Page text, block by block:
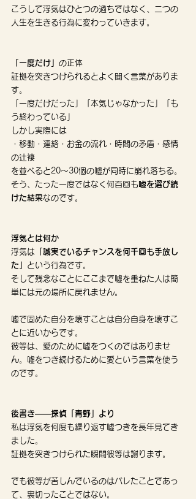
こうして浮気はひとつの過ちではなく、二つの
人生を生きる行為に変わっていきます。
「一度だけ」 の正体
証拠を突きつけられるとよく聞く言葉がありま
す。
「一度だけだった」「本気じゃなかった」「も
う終わっている」
しかし実際には
・移動・連絡・お金の流れ・時間の矛盾・感情
の辻褄
を並べると20〜30個の嘘が同時に崩れ落ちる。
そう、たった一度ではなく何百回も 嘘を選び続
けた結果なのです。
浮気とは何か
浮気は 「誠実でいるチャンスを何千回も手放し
た」 という行為です。
そして残念なことにここまで嘘を重ねた人は簡
単には元の場所に戻れません。
嘘で固めた自分を壊すことは自分自身を壊すこ
とに近いからです。
彼等は、愛のために嘘をつくのではありませ
ん。嘘をつき続けるために愛という言葉を使う
のです。
後書き——探偵「青野」より
私は浮気を何度も繰り返す嘘つきを長年見てき
ました。
証拠を突きつけられた瞬間彼等は謝ります。
でも彼等が苦しんでいるのはバレたことであっ
て、裏切ったことではない。